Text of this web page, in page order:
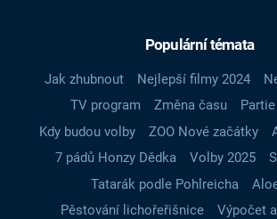
Populární témata
Jak zhubnout Nejlepší filmy 2024
TV program
Změna času Partie
Kdy budou volby
ZOO Nové začátky
7 pádů Honzy Dědka
Volby 2025
Tatarák podle Pohlreicha
Pěstování lichořeřišnice
Výpočet